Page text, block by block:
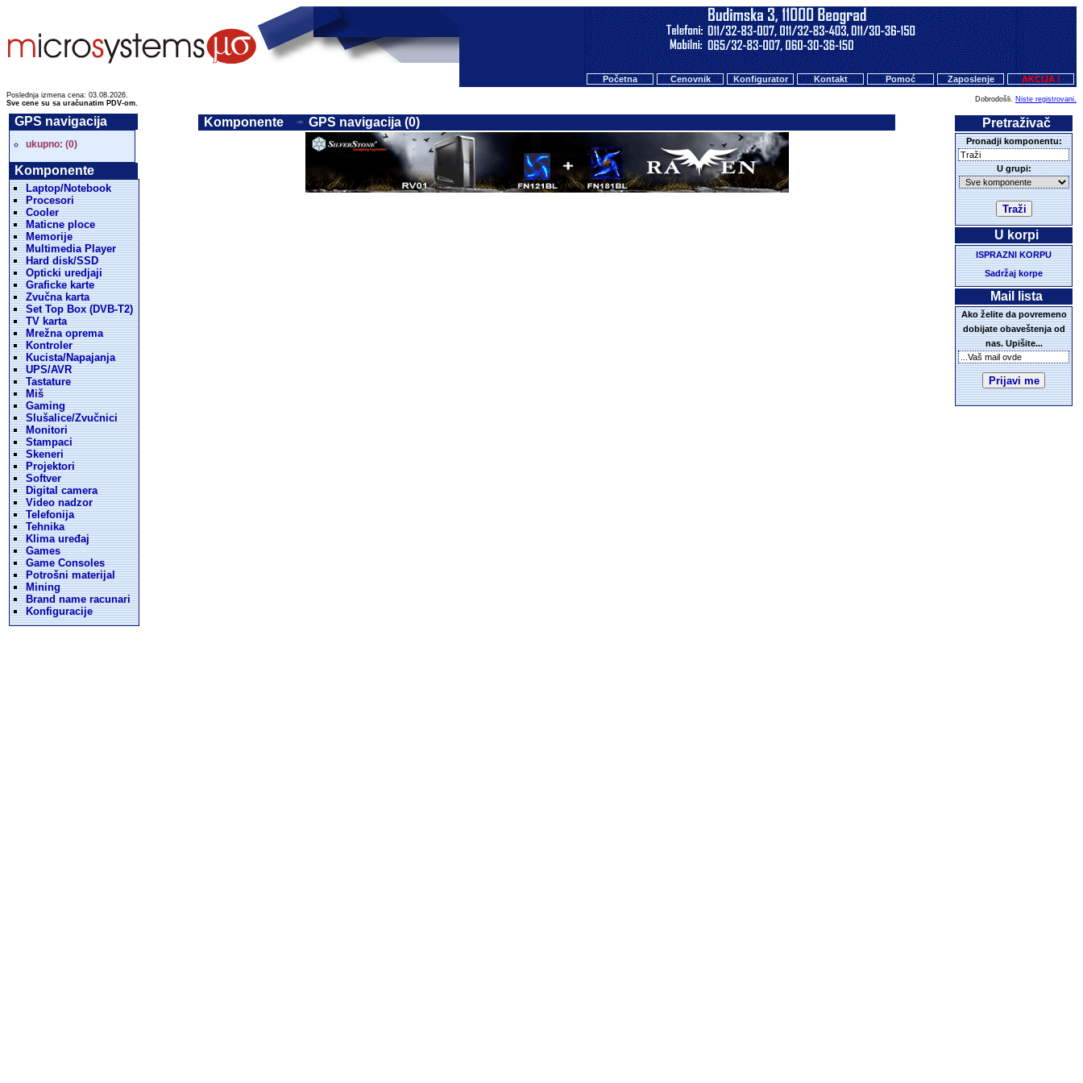
Početna Cenovnik Konfigurator Kontakt Pomoć Zaposlenje AKCIJA !
Poslednja izmena cena: 03.08.2026.
Sve cene su sa uračunatim PDV-om.
Dobrodošli. Niste registrovani.
GPS navigacija
ukupno: (0)
Komponente
Laptop/Notebook
Procesori
Cooler
Maticne ploce
Memorije
Multimedia Player
Hard disk/SSD
Opticki uredjaji
Graficke karte
Zvučna karta
Set Top Box (DVB-T2)
TV karta
Mrežna oprema
Kontroler
Kucista/Napajanja
UPS/AVR
Tastature
Miš
Gaming
Slušalice/Zvučnici
Monitori
Stampaci
Skeneri
Projektori
Softver
Digital camera
Video nadzor
Telefonija
Tehnika
Klima uređaj
Games
Game Consoles
Potrošni materijal
Mining
Brand name racunari
Konfiguracije
Komponente GPS navigacija (0) Pretraživač
Pronadji komponentu:
U grupi:
U korpi
ISPRAZNI KORPU
Sadržaj korpe
Mail lista
Ako želite da povremeno
dobijate obaveštenja od
nas. Upišite...